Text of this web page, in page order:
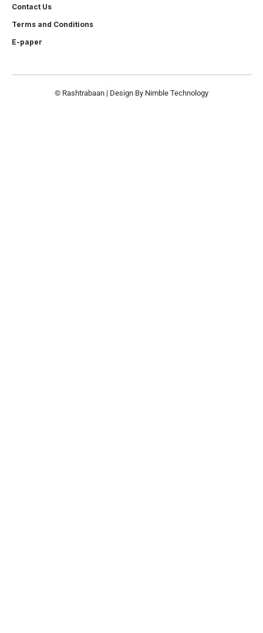
Contact Us
Terms and Conditions
E-paper
© Rashtrabaan | Design By Nimble Technology